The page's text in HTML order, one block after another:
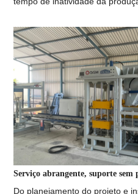
Serviço abrangente, suporte sem
Do planejamento do projeto e